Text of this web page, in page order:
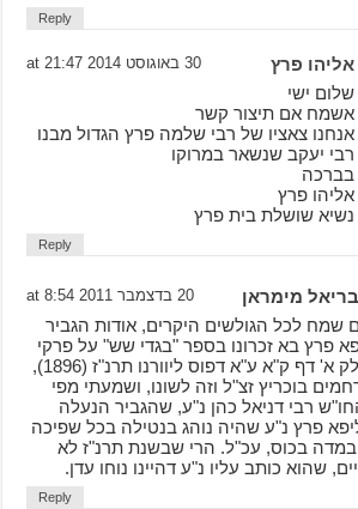
Reply
אליהו פרץ 30 באוגוסט 2014 at 21:47
שלום ישי
אשמח אם תיצור קשר
אנחנו צאציו של רבי שלמה פרץ הגדול מבנו
רבי יעקב שנשאר במרוקו
בברכה
אליהו פרץ
נשיא שושלת בית פרץ
Reply
מימראן 20 בדצמבר 2011 at 8:54
שמח לכל הגולשים היקרים, אודות הגביר
פרץ בא זכרונו בספר "בגדי שש" על פרקי
אבות חלק א' דף ק"א ע"א דפוס ליוורנו תרנ"ז (1896),
בוכריץ זצ"ל וזה לשונו, ושמעתי מפי
רבי דניאל כהן נ"ע, שהגביר הנעלה
פרץ נ"ע שהיה נוהג בנטילה בכל שפיכה
במדה בכוס, עכ"ל. הרי שבשנת תרנ"ז לא
שהוא כותב עליו נ"ע דהיינו נוחו עדן.
Reply